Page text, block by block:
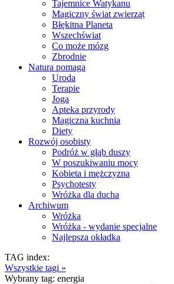
Tajemnice Watykanu
Magiczny świat zwierząt
Błękitna Planeta
Wszechświat
Co może mózg
Zbrodnie
Natura pomaga
Uroda
Terapie
Joga
Apteka przyrody
Magiczna kuchnia
Diety
Rozwój osobisty
Podróż w głąb duszy
W poszukiwaniu mocy
Kobieta i mężczyzna
Psychotesty
Wróżka dla ducha
Archiwum
Wróżka
Wróżka - wydanie specjalne
Najlepsza okładka
TAG index:
Wszystkie tagi »
Wybrany tag: energia